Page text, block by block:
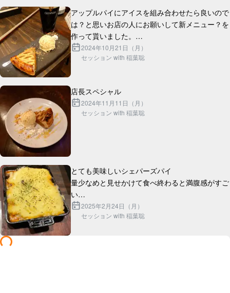
アップルパイにアイスを組み合わせたら良いので
は？と思いお店の人にお願いして新メニュー？を
作って貰いました。
ギネスと合わせて丁度2000円です。
2024年10月21日（月）
セッション with 稲葉聡
2024年11月11日（月）
セッション with 稲葉聡
とても美味しいシェパーズパイ
量少なめと見せかけて食べ終わると満腹感がすご
い
芋とラム肉の間の層にチーズがたっぷり入ってて
2025年2月24日（月）
セッション with 稲葉聡